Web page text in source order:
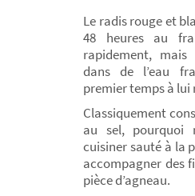
Le radis rouge et
48 heures au
rapidement,
dans de l’eau
premier temps à
Classiquement
au sel,
cuisiner sauté à la
accompagner des
pièce d’agneau.